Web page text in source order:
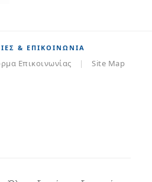
& ΕΠΙΚΟΙΝΩΝΊΑ
Επικοινωνίας | Site Map